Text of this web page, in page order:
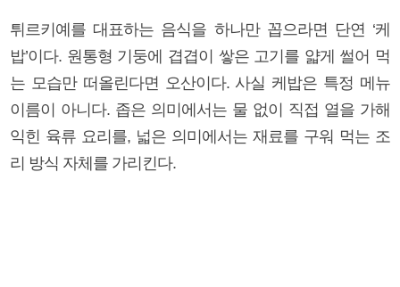
튀르키예를 대표하는 음식을 하나만 꼽으라면 단연 ‘케
밥’이다. 원통형 기둥에 겹겹이 쌓은 고기를 얇게 썰어 먹
는 모습만 떠올린다면 오산이다. 사실 케밥은 특정 메뉴
이름이 아니다. 좁은 의미에서는 물 없이 직접 열을 가해
익힌 육류 요리를, 넓은 의미에서는 재료를 구워 먹는 조
리 방식 자체를 가리킨다.